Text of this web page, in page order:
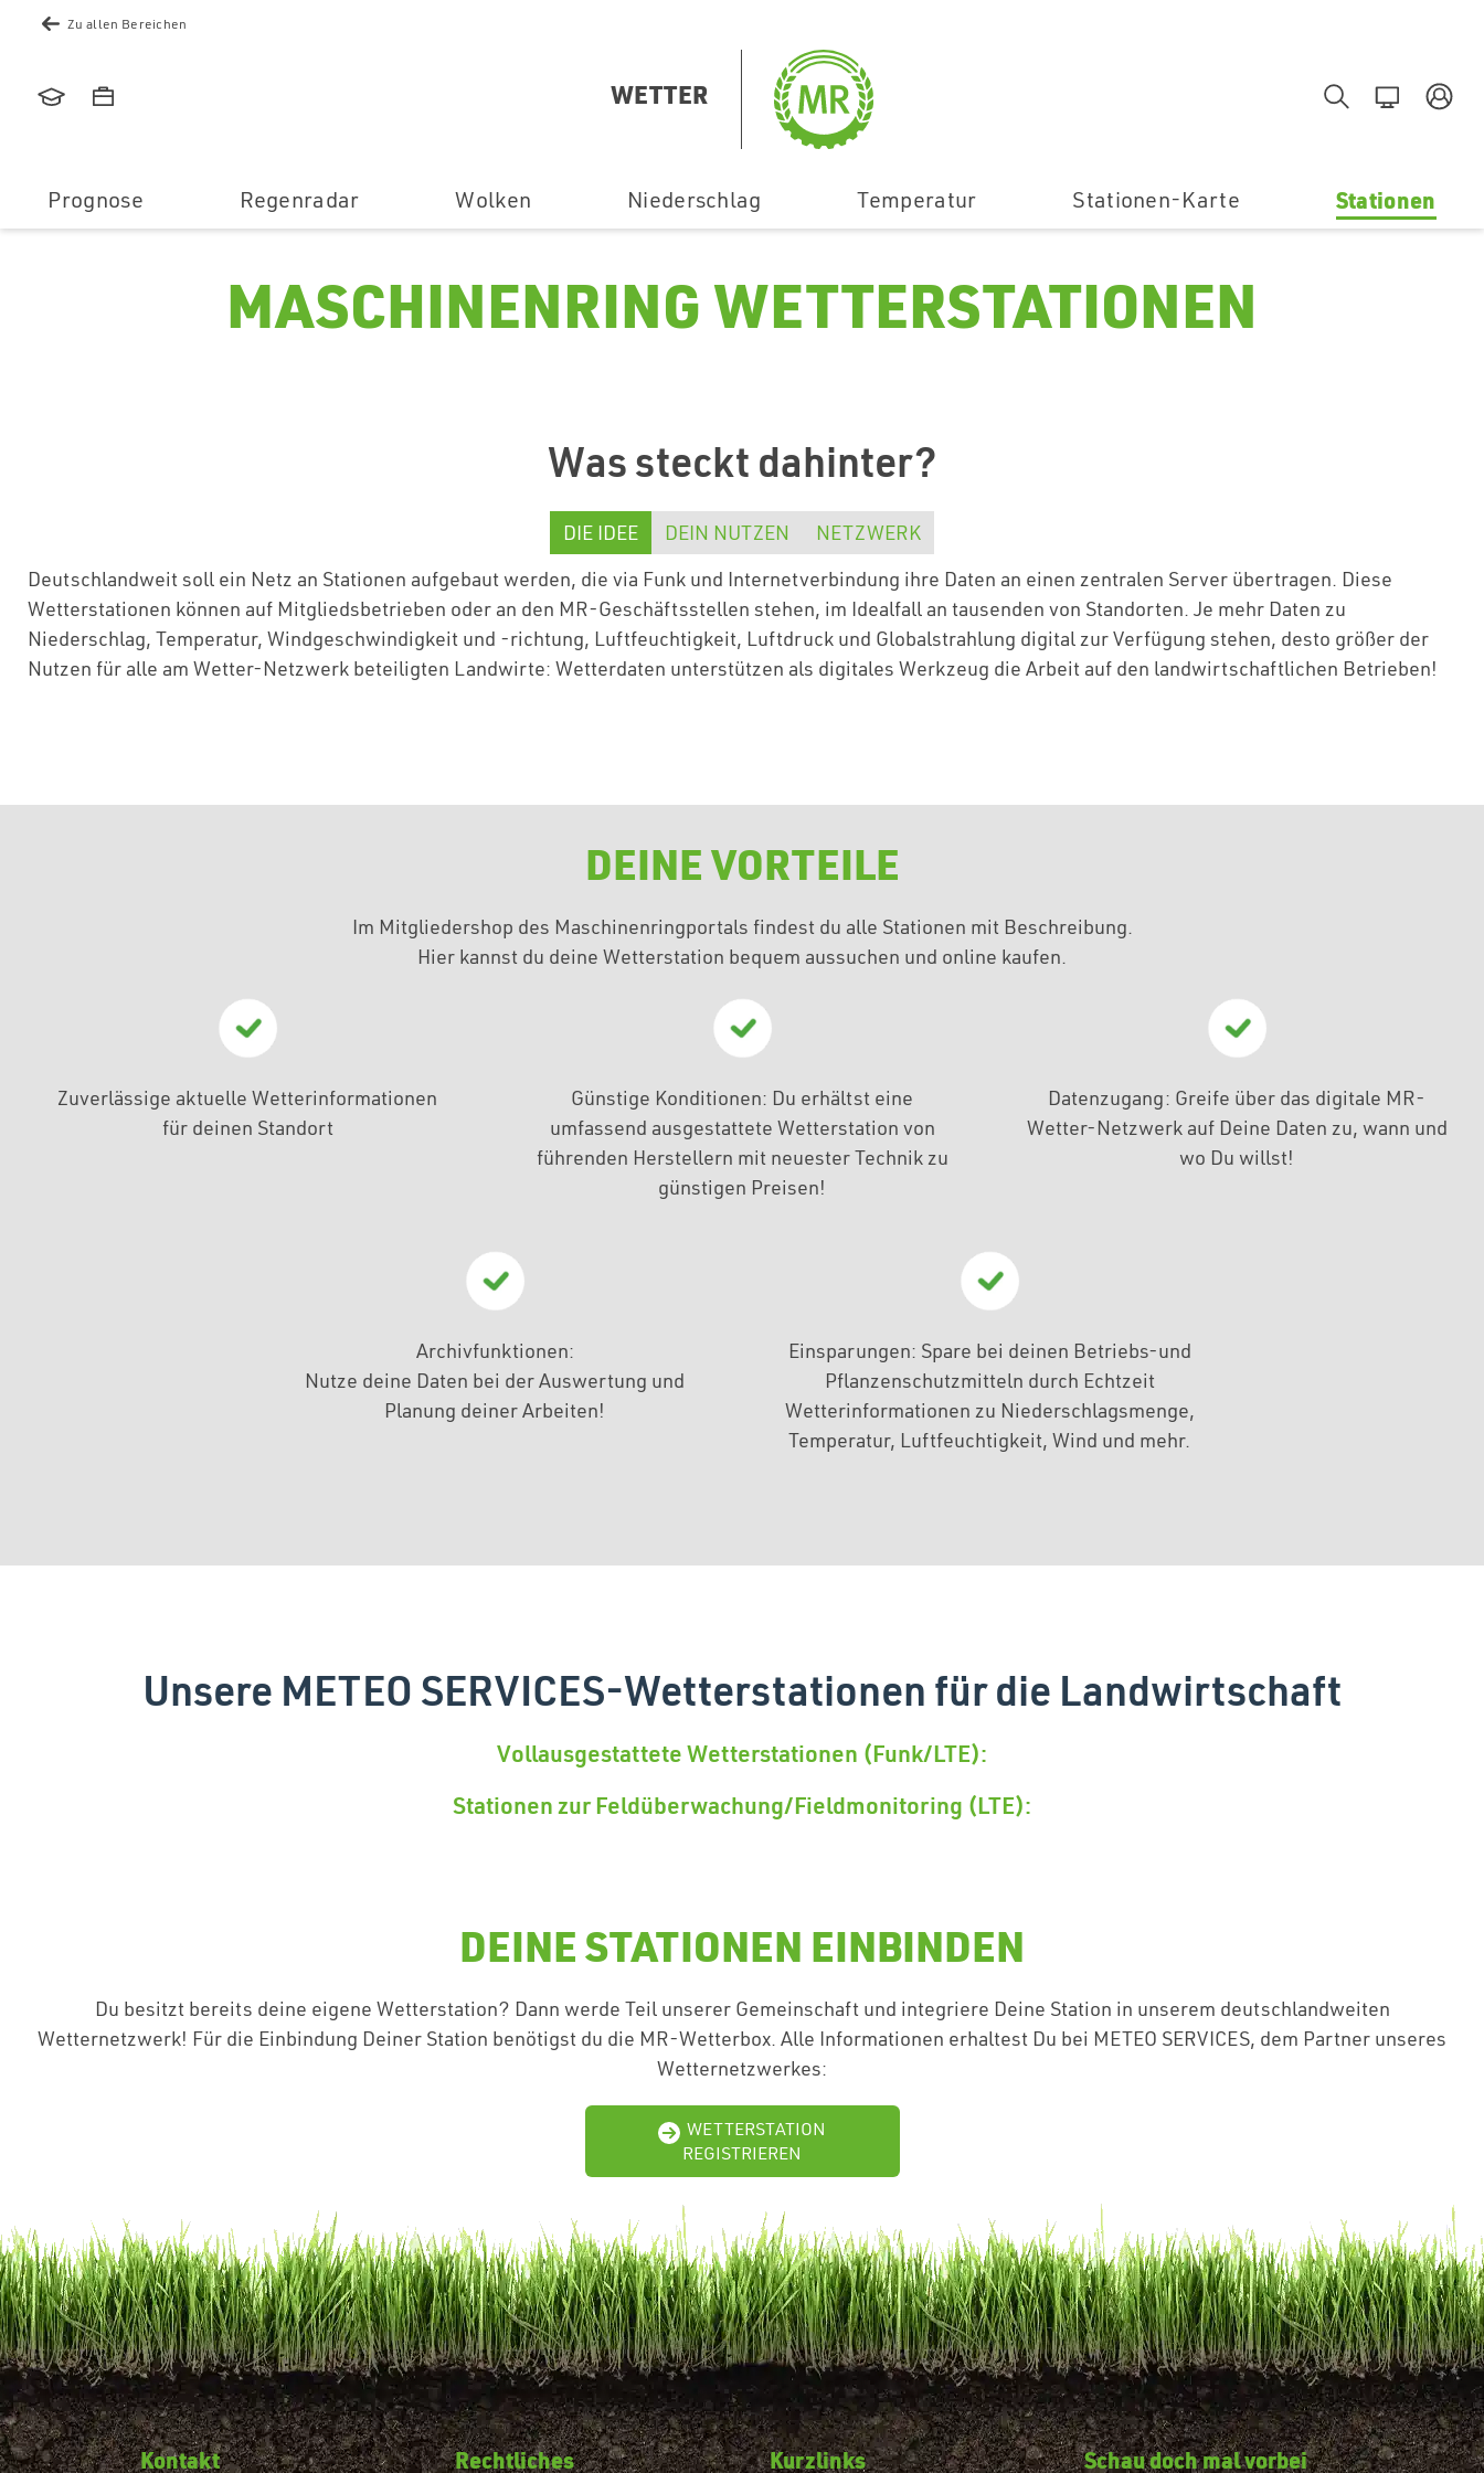
Zu allen Bereichen
Akademie WETTER Suche MR-
Prognose Regenradar Wolken Niederschlag Temperatur Stationen-Karte Stationen
MASCHINENRING WETTERSTATIONEN
Was steckt dahinter?
DIE IDEE DEIN NUTZEN
NETZWERK
Deutschlandweit soll ein Netz an Stationen aufgebaut werden, die via Funk und Internetverbindung ihre Daten an einen zentralen Server übertragen. Diese
Wetterstationen können auf Mitgliedsbetrieben oder an den MR-Geschäftsstellen stehen, im Idealfall an tausenden von Standorten. Je mehr Daten zu
Niederschlag, Temperatur, Windgeschwindigkeit und -richtung, Luftfeuchtigkeit, Luftdruck und Globalstrahlung digital zur Verfügung stehen, desto größer der
Nutzen für alle am Wetter-Netzwerk beteiligten Landwirte: Wetterdaten unterstützen als digitales Werkzeug die Arbeit auf den landwirtschaftlichen Betrieben!
DEINE VORTEILE
Im Mitgliedershop des Maschinenringportals findest du alle Stationen mit Beschreibung.
Hier kannst du deine Wetterstation bequem aussuchen und online kaufen.
Zuverlässige aktuelle Wetterinformationen
für deinen Standort
Günstige Konditionen: Du erhältst eine
umfassend ausgestattete Wetterstation von
führenden Herstellern mit neuester Technik zu
günstigen Preisen!
Datenzugang: Greife über das digitale MR-
Wetter-Netzwerk auf Deine Daten zu, wann und
wo Du willst!
Archivfunktionen:
Nutze deine Daten bei der Auswertung und
Planung deiner Arbeiten!
Einsparungen: Spare bei deinen Betriebs-und
Pflanzenschutzmitteln durch Echtzeit
Wetterinformationen zu Niederschlagsmenge,
Temperatur, Luftfeuchtigkeit, Wind und mehr.
Unsere METEO SERVICES-Wetterstationen für die Landwirtschaft
Vollausgestattete Wetterstationen (Funk/LTE):
Stationen zur Feldüberwachung/Fieldmonitoring (LTE):
DEINE STATIONEN EINBINDEN
Du besitzt bereits deine eigene Wetterstation? Dann werde Teil unserer Gemeinschaft und integriere Deine Station in unserem deutschlandweiten
Wetternetzwerk! Für die Einbindung Deiner Station benötigst du die MR-Wetterbox. Alle Informationen erhaltest Du bei METEO SERVICES, dem Partner unseres
Wetternetzwerkes:
WETTERSTATION
REGISTRIEREN
Kontakt Rechtliches Kurzlinks Schau doch mal vorbei